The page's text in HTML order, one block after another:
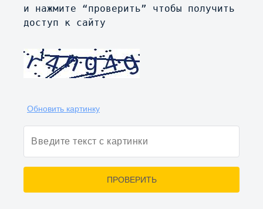
и нажмите “проверить” чтобы получить
доступ к сайту
Обновить картинку
ПРОВЕРИТЬ